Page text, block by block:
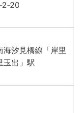
2-20
汐見橋線「岸里
玉出」駅